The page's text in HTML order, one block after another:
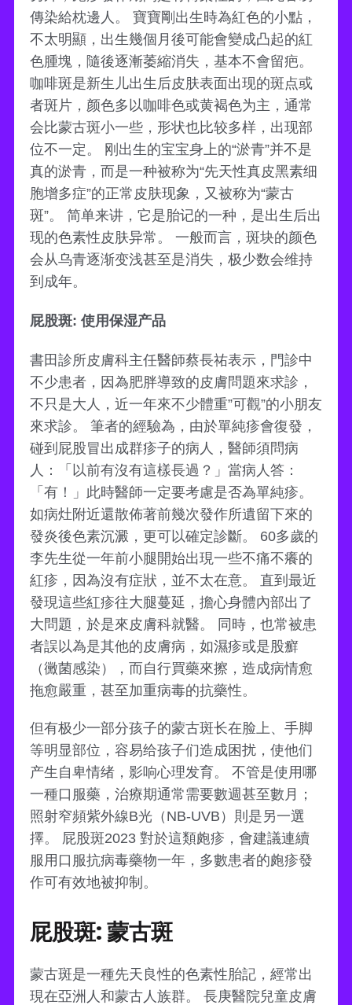
傳染給枕邊人。 寶寶剛出生時為紅色的小點，
不太明顯，出生幾個月後可能會變成凸起的紅
色腫塊，隨後逐漸萎縮消失，基本不會留疤。
咖啡斑是新生儿出生后皮肤表面出现的斑点或
者斑片，颜色多以咖啡色或黄褐色为主，通常
会比蒙古斑小一些，形状也比较多样，出现部
位不一定。 刚出生的宝宝身上的“淤青”并不是
真的淤青，而是一种被称为“先天性真皮黑素细
胞增多症”的正常皮肤现象，又被称为“蒙古
斑”。 简单来讲，它是胎记的一种，是出生后出
现的色素性皮肤异常。 一般而言，斑块的颜色
会从乌青逐渐变浅甚至是消失，极少数会维持
到成年。
屁股斑: 使用保湿产品
書田診所皮膚科主任醫師蔡長祐表示，門診中
不少患者，因為肥胖導致的皮膚問題來求診，
不只是大人，近一年來不少體重”可觀”的小朋友
來求診。 筆者的經驗為，由於單純疹會復發，
碰到屁股冒出成群疹子的病人，醫師須問病
人：「以前有沒有這樣長過？」當病人答：
「有！」此時醫師一定要考慮是否為單純疹。
如病灶附近還散佈著前幾次發作所遺留下來的
發炎後色素沉澱，更可以確定診斷。 60多歲的
李先生從一年前小腿開始出現一些不痛不癢的
紅疹，因為沒有症狀，並不太在意。 直到最近
發現這些紅疹往大腿蔓延，擔心身體內部出了
大問題，於是來皮膚科就醫。 同時，也常被患
者誤以為是其他的皮膚病，如濕疹或是股癬
（黴菌感染），而自行買藥來擦，造成病情愈
拖愈嚴重，甚至加重病毒的抗藥性。
但有极少一部分孩子的蒙古斑长在脸上、手脚
等明显部位，容易给孩子们造成困扰，使他们
产生自卑情绪，影响心理发育。 不管是使用哪
一種口服藥，治療期通常需要數週甚至數月；
照射窄頻紫外線B光（NB-UVB）則是另一選
擇。 屁股斑2023 對於這類皰疹，會建議連續
服用口服抗病毒藥物一年，多數患者的皰疹發
作可有效地被抑制。
屁股斑: 蒙古斑
蒙古斑是一種先天良性的色素性胎記，經常出
現在亞洲人和蒙古人族群。 長庚醫院兒童皮膚